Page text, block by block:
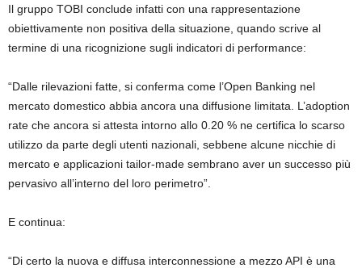
Il gruppo TOBI conclude infatti con una rappresentazione
obiettivamente non positiva della situazione, quando scrive al
termine di una ricognizione sugli indicatori di performance:
“Dalle rilevazioni fatte, si conferma come l’Open Banking nel
mercato domestico abbia ancora una diffusione limitata. L’adoption
rate che ancora si attesta intorno allo 0.20 % ne certifica lo scarso
utilizzo da parte degli utenti nazionali, sebbene alcune nicchie di
mercato e applicazioni tailor-made sembrano aver un successo più
pervasivo all’interno del loro perimetro”.
E continua:
“Di certo la nuova e diffusa interconnessione a mezzo API è una